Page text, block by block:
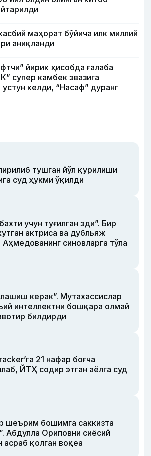
маҳорат бўйича илк миллий
аниқланди
йирик ҳисобда ғалаба
супер камбек эвазига
келди, “Насаф” дуранг
тушган йўл қурилиши
суд ҳукми ўқилди
учун туғилган эди”. Бир
актриса ва дубльяж
синовларга тўла
керак”. Мутахассислар
интеллектни бошқара олмай
билдирди
21 нафар боғча
ЙТҲ содир этган аёлга суд
шеърим бошимга саккизта
Абдулла Ориповни сиёсий
асраб қолган воқеа